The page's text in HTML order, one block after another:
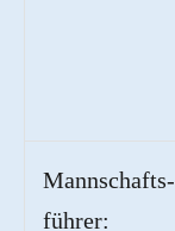
Mannschafts-
führer: